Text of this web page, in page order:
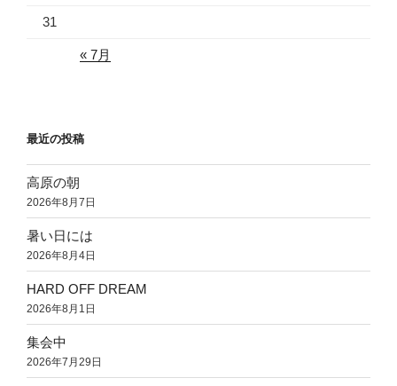
31
« 7月
最近の投稿
高原の朝
2026年8月7日
暑い日には
2026年8月4日
HARD OFF DREAM
2026年8月1日
集会中
2026年7月29日